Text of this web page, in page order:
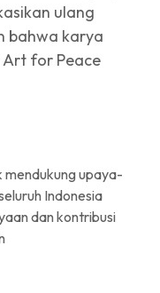
ulang
bahwa karya
for Peace
upaya-
Indonesia
dan kontribusi